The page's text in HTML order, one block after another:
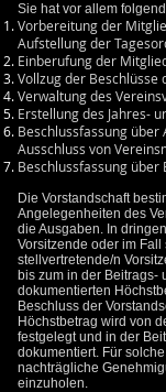
Sie hat vor allem
Vorbereitung der
Aufstellung der
Einberufung der
Vollzug der
Verwaltung des
Erstellung des Jahres-
Beschlussfassung über
Ausschluss von
Beschlussfassung über
Die Vorstandschaft
Angelegenheiten des
die Ausgaben. In
Vorsitzende oder im
stellvertretende/n
bis zum in der Beitrags-
dokumentierten
Beschluss der
Höchstbetrag wird von
festgelegt und in der
dokumentiert. Für
nachträgliche
einzuholen.